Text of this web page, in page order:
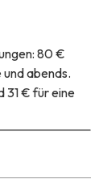
80 €
abends.
31 € für eine